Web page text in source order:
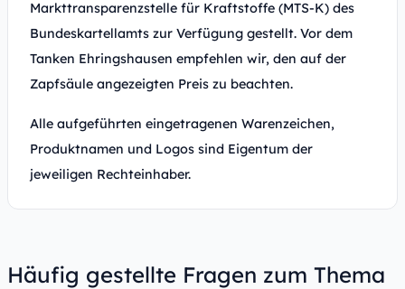
Markttransparenzstelle für Kraftstoffe (MTS-K) des
Bundeskartellamts zur Verfügung gestellt. Vor dem
Tanken Ehringshausen empfehlen wir, den auf der
Zapfsäule angezeigten Preis zu beachten.
Alle aufgeführten eingetragenen Warenzeichen,
Produktnamen und Logos sind Eigentum der
jeweiligen Rechteinhaber.
Häufig gestellte Fragen zum Thema